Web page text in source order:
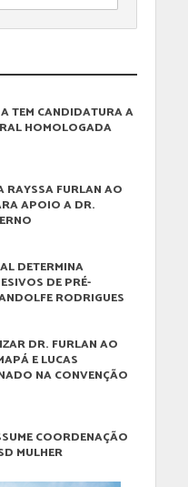
TEM CANDIDATURA A
HOMOLOGADA
RAYSSA FURLAN AO
APOIO A DR.
DETERMINA
DE PRÉ-
RODRIGUES
DR. FURLAN AO
E LUCAS
NA CONVENÇÃO
COORDENAÇÃO
MULHER